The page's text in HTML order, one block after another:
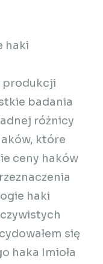
haki
produkcji
badania
różnicy
które
ceny haków
haki
się
haka Imioła